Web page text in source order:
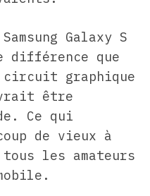
Galaxy S
que
graphique
être
Ce qui
de vieux à
les amateurs